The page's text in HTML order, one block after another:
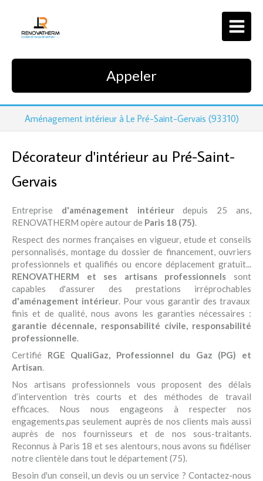
Appeler
Aménagement intérieur à Le Pré-Saint-Gervais (93310)
Décorateur d'intérieur au Pré-Saint-
Gervais
Entreprise d'aménagement intérieurdepuis 25 ans,
RENOVATHERM opère autour de Paris 18 (75).
Respect des normes françaises en vigueur, etude et conseils
personnalisés, montage du dossier de financement, ouvriers
professionnels et qualifiés ou encore déplacement gratuit...
RENOVATHERM et ses artisans professionnels sont
capables d'assurer des prestations irréprochables
d'aménagement intérieur. Pour vous garantir des travaux
finis et de qualité, nous avons les garanties nécessaires :
garantie décennale, responsabilité civile, responsabilité
professionnelle.
Certifié RGE QualiGaz, Professionnel du Gaz (PG) et
Artisan.
Nos artisans professionnels vous proposent des délais
d’intervention très courts et des méthodes de travail
efficaces. Nous nous engageons à respecter nos
engagements,pas seulement auprès de nos clients mais aussi
auprès de nos fournisseurs et de nos sous-traitants.
Reconnus à Paris 18 et ses alentours, nous avons su fidéliser
notre clientèle dans tout le département (75).
Besoin d'un conseil, un devis ou un service ? Contactez-nous